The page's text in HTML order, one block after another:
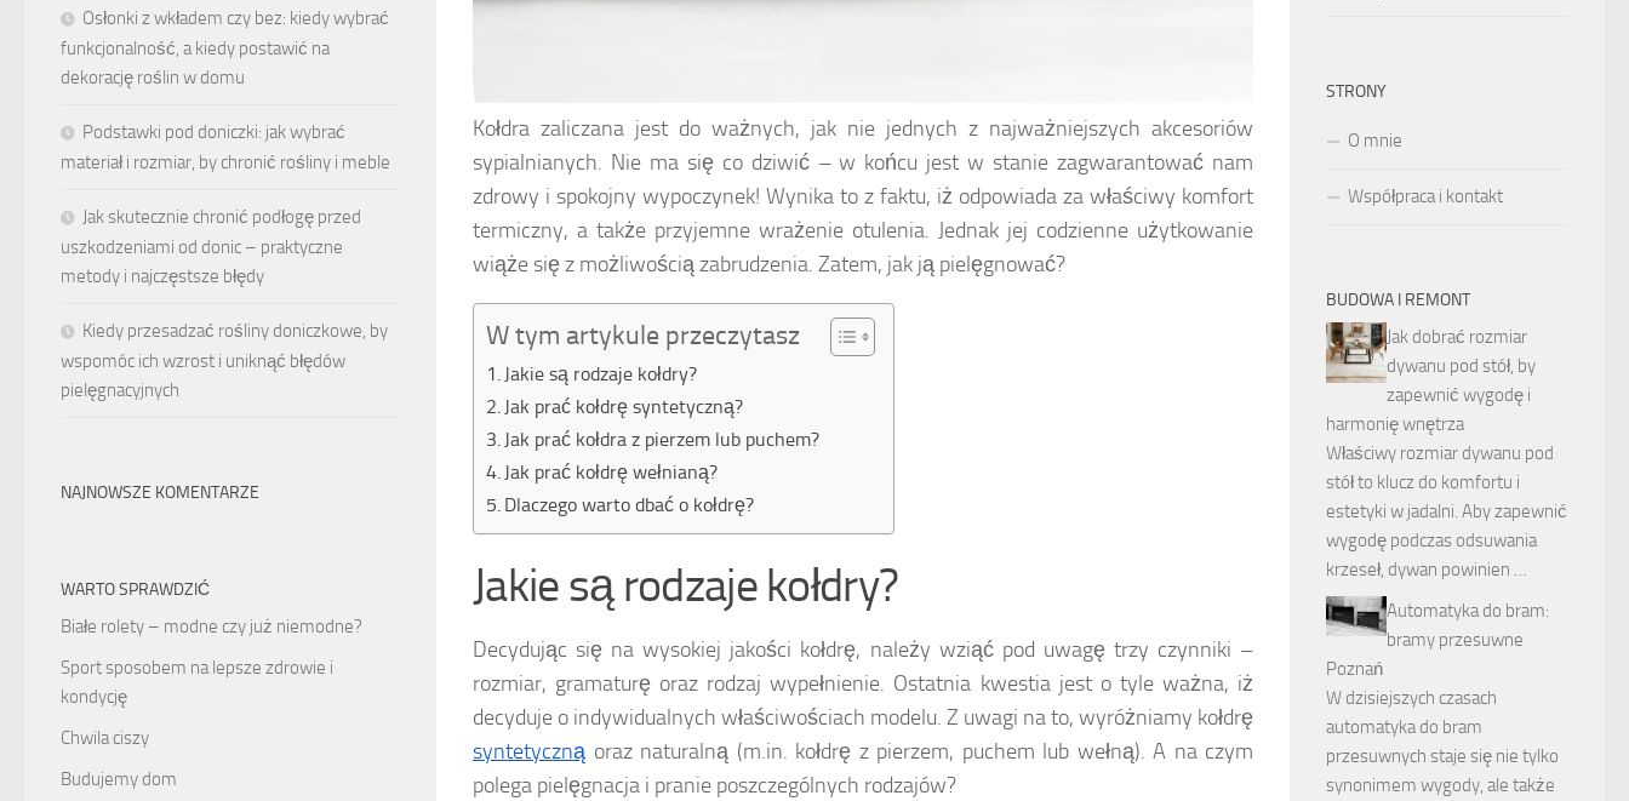
Kołdra zaliczana jest do ważnych, jak nie jednych z najważniejszych akcesoriów
sypialnianych. Nie ma się co dziwić – w końcu jest w stanie zagwarantować nam
zdrowy i spokojny wypoczynek! Wynika to z faktu, iż odpowiada za właściwy komfort
termiczny, a także przyjemne wrażenie otulenia. Jednak jej codzienne użytkowanie
wiąże się z możliwością zabrudzenia. Zatem, jak ją pielęgnować?
W tym artykule przeczytasz
Jakie są rodzaje kołdry?
Jak prać kołdrę syntetyczną?
Jak prać kołdra z pierzem lub puchem?
Jak prać kołdrę wełnianą?
Dlaczego warto dbać o kołdrę?
Jakie są rodzaje kołdry?
Decydując się na wysokiej jakości kołdrę, należy wziąć pod uwagę trzy czynniki –
rozmiar, gramaturę oraz rodzaj wypełnienie. Ostatnia kwestia jest o tyle ważna, iż
decyduje o indywidualnych właściwościach modelu. Z uwagi na to, wyróżniamy kołdrę
syntetyczną oraz naturalną (m.in. kołdrę z pierzem, puchem lub wełną). A na czym
polega pielęgnacja i pranie poszczególnych rodzajów?
Osłonki z wkładem czy bez: kiedy wybrać
funkcjonalność, a kiedy postawić na
dekorację roślin w domu
Podstawki pod doniczki: jak wybrać
materiał i rozmiar, by chronić rośliny i meble
Jak skutecznie chronić podłogę przed
uszkodzeniami od donic – praktyczne
metody i najczęstsze błędy
Kiedy przesadzać rośliny doniczkowe, by
wspomóc ich wzrost i uniknąć błędów
pielęgnacyjnych
NAJNOWSZE KOMENTARZE
WARTO SPRAWDZIĆ
Białe rolety – modne czy już niemodne?
Sport sposobem na lepsze zdrowie i
kondycję
Chwila ciszy
Budujemy dom
STRONY
O mnie
Współpraca i kontakt
BUDOWA I REMONT
Jak dobrać rozmiar
dywanu pod stół, by
zapewnić wygodę i
harmonię wnętrza
Właściwy rozmiar dywanu pod
stół to klucz do komfortu i
estetyki w jadalni. Aby zapewnić
wygodę podczas odsuwania
krzeseł, dywan powinien …
Automatyka do bram:
bramy przesuwne
Poznań
W dzisiejszych czasach
automatyka do bram
przesuwnych staje się nie tylko
synonimem wygody, ale także